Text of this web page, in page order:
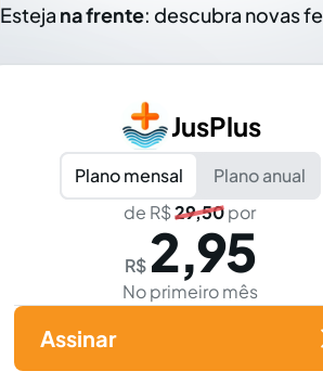
Esteja na frente: descubra novas
JusPlus
Plano mensal
Plano anual
de R$29,50por
R$ 2,95
No primeiro mês
Assinar